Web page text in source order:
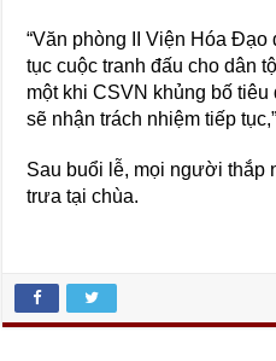
“Văn phòng II Viện Hóa
tục cuộc tranh đấu cho dân
một khi CSVN khủng bố
sẽ nhận trách nhiệm tiếp
Sau buổi lễ, mọi người
trưa tại chùa.